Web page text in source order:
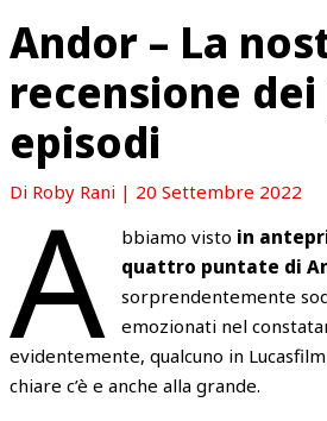
Andor – La
recensione
episodi
Di Roby Rani | 20 Settembre 2022
A bbiamo visto in
quattro puntate di
sorprendentemente
emozionati nel
evidentemente, qualcuno in
chiare c’è e anche alla grande.